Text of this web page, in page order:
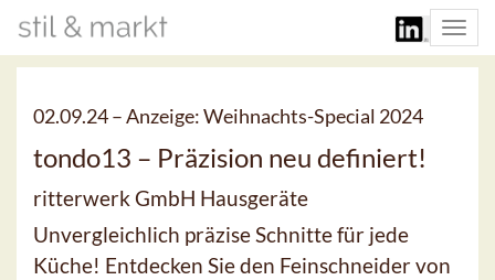
02.09.24 –Anzeige: Weihnachts-Special 2024
tondo13 – Präzision neu definiert!
ritterwerk GmbH Hausgeräte
Unvergleichlich präzise Schnitte für jede
Küche! Entdecken Sie den Feinschneider von